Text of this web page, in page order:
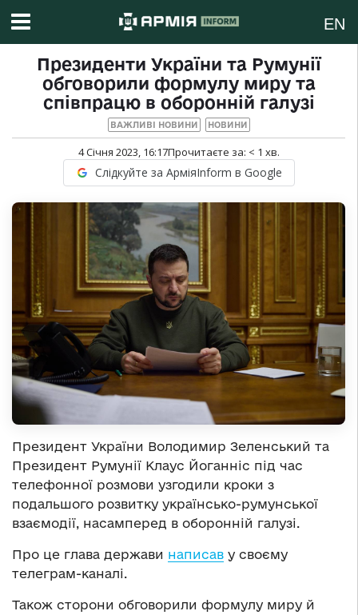
EN
Президенти України та Румунії
обговорили формулу миру та
співпрацю в оборонній галузі
ВАЖЛИВІ НОВИНИ НОВИНИ
4 Січня 2023, 16:17Прочитаєте за: < 1 хв.
Слідкуйте за АрміяInform в Google
Президент України Володимир Зеленський та
Президент Румунії Клаус Йоганніс під час
телефонної розмови узгодили кроки з
подальшого розвитку українсько-румунської
взаємодії, насамперед в оборонній галузі.
Про це глава держави написав у своєму
телеграм-каналі.
Також сторони обговорили формулу миру й